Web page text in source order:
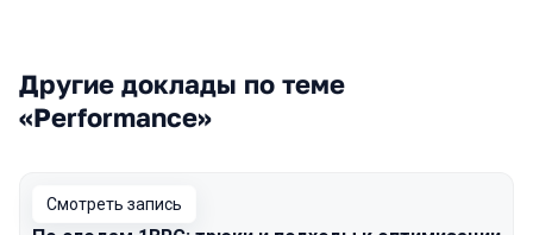
Другие доклады по теме
«Performance»
Смотреть запись